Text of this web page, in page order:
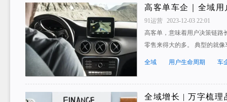
高客单车企｜全域
91运营 2023-12-03 22:01
高客单，意味着用户决策链路
零售来得大的多。 典型的就
全域 用户生命周期 车
全域增长 | 万字梳理